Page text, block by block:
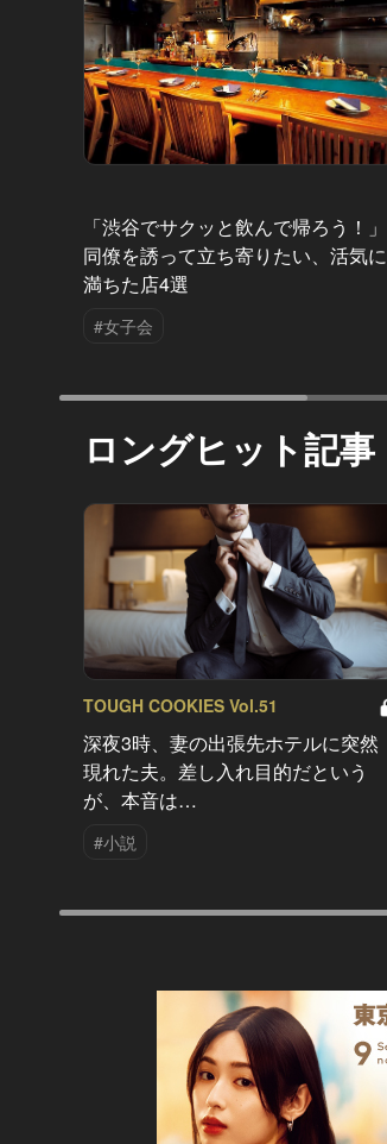
「渋谷でサクッと飲んで帰ろう！」
同僚を誘って立ち寄りたい、活気に
満ちた店4選
#女子会
ロングヒット記事
TOUGH COOKIES Vol.51
深夜3時、妻の出張先ホテルに突然
現れた夫。差し入れ目的だという
が、本音は…
#小説